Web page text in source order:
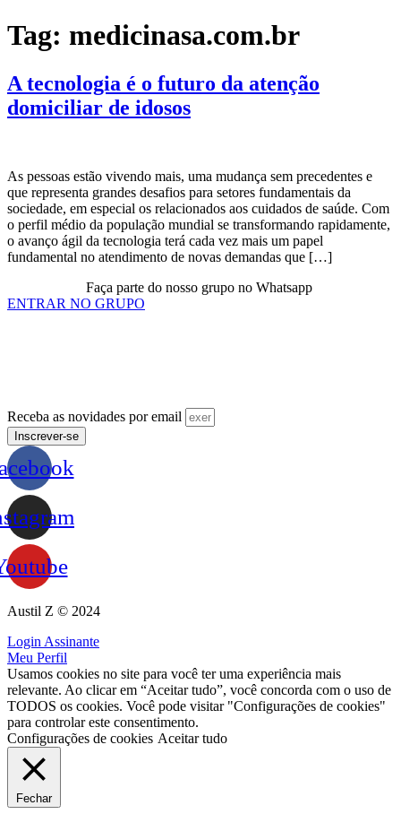
Tag: medicinasa.com.br
A tecnologia é o futuro da atenção
domiciliar de idosos
As pessoas estão vivendo mais, uma mudança sem precedentes e
que representa grandes desafios para setores fundamentais da
sociedade, em especial os relacionados aos cuidados de saúde. Com
o perfil médio da população mundial se transformando rapidamente,
o avanço ágil da tecnologia terá cada vez mais um papel
fundamental no atendimento de novas demandas que […]
Faça parte do nosso grupo no Whatsapp
ENTRAR NO GRUPO
Receba as novidades por email
Inscrever-se
Austil Z © 2024
Login Assinante
Meu Perfil
Usamos cookies no site para você ter uma experiência mais
relevante. Ao clicar em “Aceitar tudo”, você concorda com o uso de
TODOS os cookies. Você pode visitar "Configurações de cookies"
para controlar este consentimento.
Configurações de cookies Aceitar tudo
Fechar